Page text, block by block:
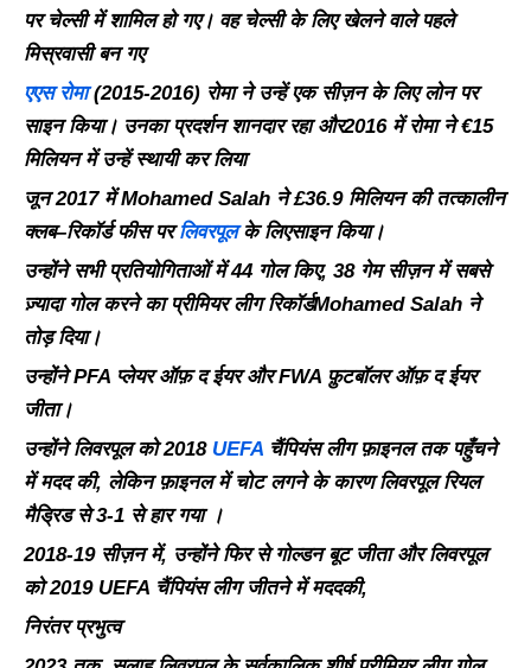
पर चेल्सी में शामिल हो गए। वह चेल्सी के लिएखेलने वाले पहले
मिस्रवासी बन गए
एएस रोमा(2015-2016) रोमा ने उन्हें एक सीज़न के लिए लोन पर
साइन किया। उनका प्रदर्शन शानदार रहा और2016 में रोमा ने€15
मिलियन में उन्हें स्थायी कर लिया
जून2017 मेंMohamed Salah ने£36.9 मिलियन की तत्कालीन
क्लब–रिकॉर्ड फीस पर लिवरपूल के लिएसाइन किया।
उन्होंने सभी प्रतियोगिताओं में44 गोल किए, 38 गेम सीज़न में सबसे
ज़्यादा गोल करने का प्रीमियर लीग रिकॉर्डMohamed Salah ने
तोड़ दिया।
उन्होंनेPFA प्लेयर ऑफ़ द ईयर औरFWA फ़ुटबॉलर ऑफ़ द ईयर
जीता।
उन्होंने लिवरपूल को2018 UEFA चैंपियंस लीग फ़ाइनल तक पहुँचने
में मदद की, लेकिन फ़ाइनल में चोट लगनेके कारणलिवरपूल रियल
मैड्रिड से3-1 से हार गया ।
2018-19 सीज़न में, उन्होंने फिर से गोल्डन बूट जीता और लिवरपूल
को2019 UEFA चैंपियंस लीग जीतने में मददकी,
निरंतर प्रभुत्व